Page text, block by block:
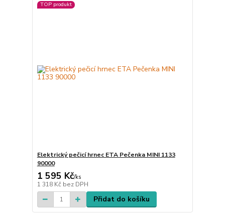
TOP produkt
Elektrický pečicí hrnec ETA Pečenka MINI 1133
90000
1 595 Kč/ks
1 318 Kč bez DPH
Přidat do košíku